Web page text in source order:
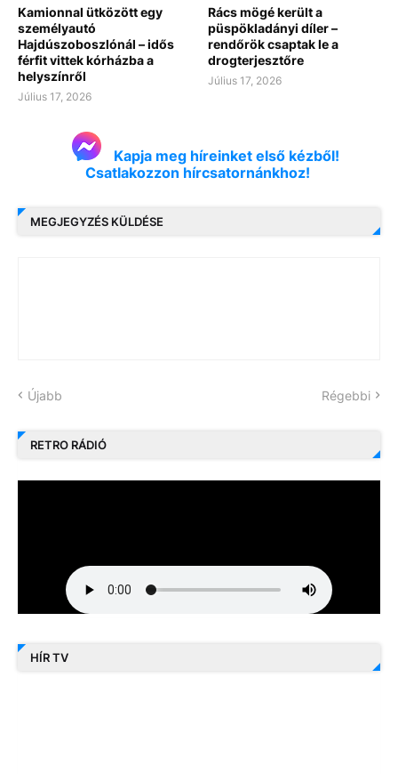
Kamionnal ütközött egy
személyautó
Hajdúszoboszlónál – idős
férfit vittek kórházba a
helyszínről
Július 17, 2026
Rács mögé került a
püspökladányi díler –
rendőrök csaptak le a
drogterjesztőre
Július 17, 2026
Kapja meg híreinket első kézből!
Csatlakozzon hírcsatornánkhoz!
MEGJEGYZÉS KÜLDÉSE
Újabb Régebbi
RETRO RÁDIÓ
HÍR TV